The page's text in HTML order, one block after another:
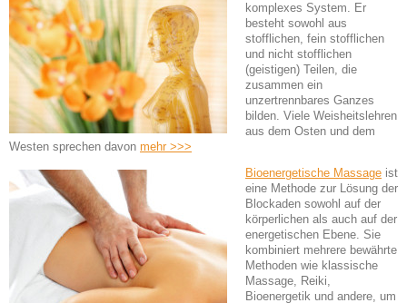
komplexes System. Er
besteht sowohl aus
stofflichen, fein stofflichen
und nicht stofflichen
(geistigen) Teilen, die
zusammen ein
unzertrennbares Ganzes
bilden. Viele Weisheitslehren
aus dem Osten und dem
Westen sprechen davon mehr >>>
Bioenergetische Massage ist
eine Methode zur Lösung der
Blockaden sowohl auf der
körperlichen als auch auf der
energetischen Ebene. Sie
kombiniert mehrere bewährte
Methoden wie klassische
Massage, Reiki,
Bioenergetik und andere, um